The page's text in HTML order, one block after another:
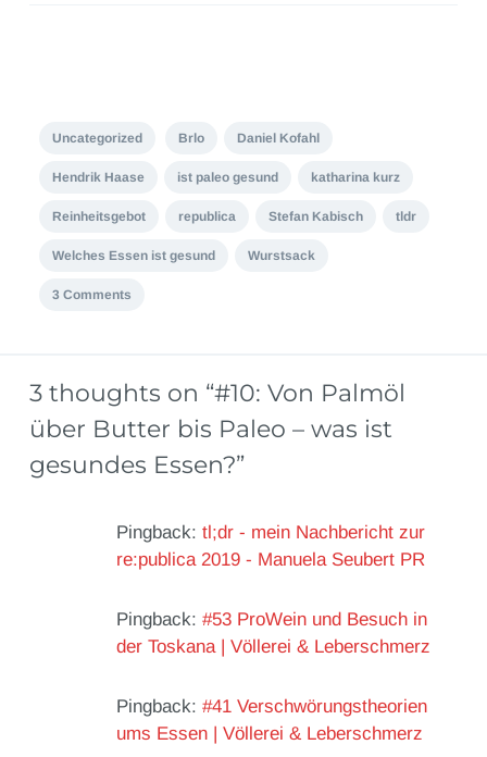
Uncategorized Brlo Daniel Kofahl
Hendrik Haase ist paleo gesund katharina kurz
Reinheitsgebot republica Stefan Kabisch tldr
Welches Essen ist gesund Wurstsack
3 Comments
3 thoughts on “#10: Von Palmöl
über Butter bis Paleo – was ist
gesundes Essen?”
Pingback: tl;dr - mein Nachbericht zur
re:publica 2019 - Manuela Seubert PR
Pingback: #53 ProWein und Besuch in
der Toskana | Völlerei & Leberschmerz
Pingback: #41 Verschwörungstheorien
ums Essen | Völlerei & Leberschmerz